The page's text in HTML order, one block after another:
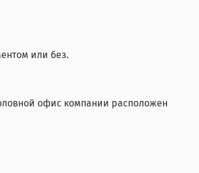
или без.
офис компании расположен